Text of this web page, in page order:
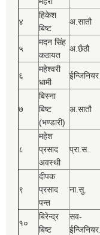
४
हिकेश
बिष्‍ट
अ.सातौ
५
मदन सिंह
कठायत
अ.छैठौ
६
महेश्‍वरी
धामी
ईन्जिनियर
७
बिस्‍ना
बिष्‍ट
(भण्डारी)
अ.सातौ
८
महेश
प्रसाद
अवस्थी
प्रा.स.
९
दीपक
प्रसाद
पन्त
ना.सु.
१०
बिरेन्द्र
बिष्‍ट
सव-
ईन्जिनियर.